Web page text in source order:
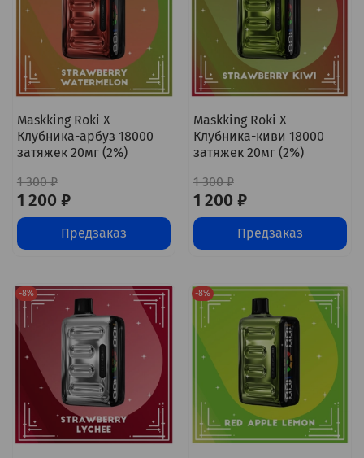
Maskking Roki X
Клубника-арбуз 18000
затяжек 20мг (2%)
1 300 ₽
1 200 ₽
Предзаказ
Maskking Roki X
Клубника-киви 18000
затяжек 20мг (2%)
1 300 ₽
1 200 ₽
Предзаказ
-8% -8%